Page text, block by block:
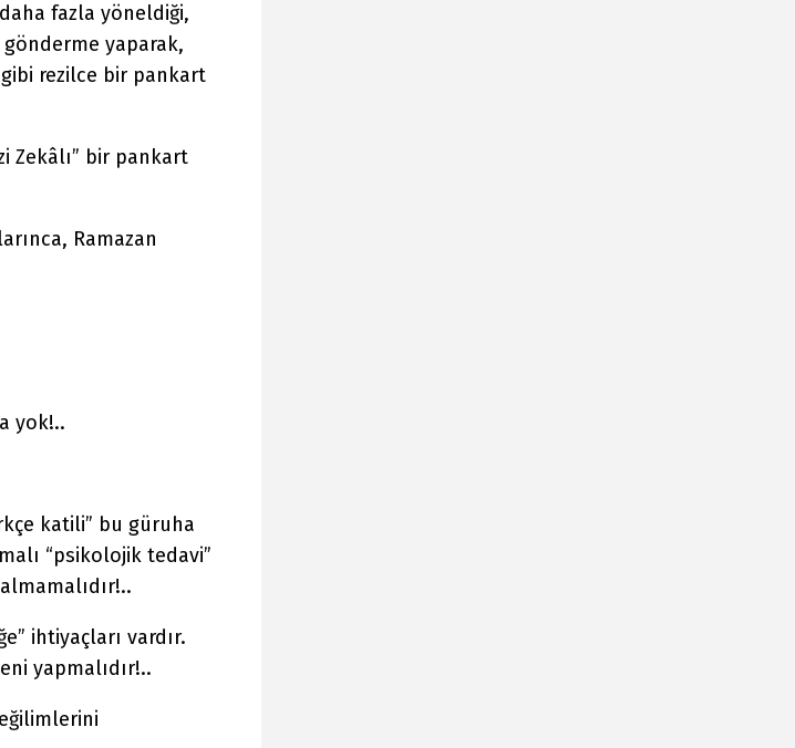
fazla yöneldiği,
gönderme yaparak,
gibi rezilce bir pankart
Zekâlı” bir pankart
Ramazan
yok!..
katili” bu güruha
“psikolojik tedavi”
ihtiyaçları vardır.
yapmalıdır!..